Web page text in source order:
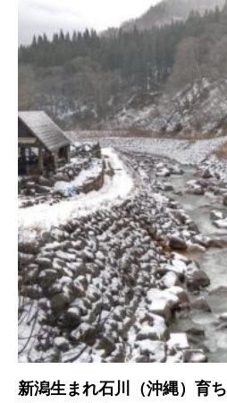
新潟生まれ石川（沖縄）育